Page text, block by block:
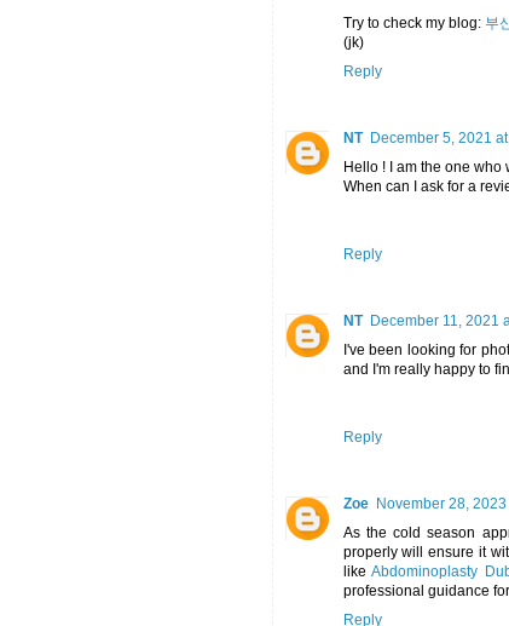
Try to check my blog: 부
(jk)
Reply
NT December 5, 2021
Hello ! I am the one who
When can I ask for a
Reply
NT December 11, 2021
I've been looking for
and I'm really happy to
Reply
Zoe November 28, 2023
As the cold season
properly will ensure it
likeAbdominoplasty
professional guidance
Reply